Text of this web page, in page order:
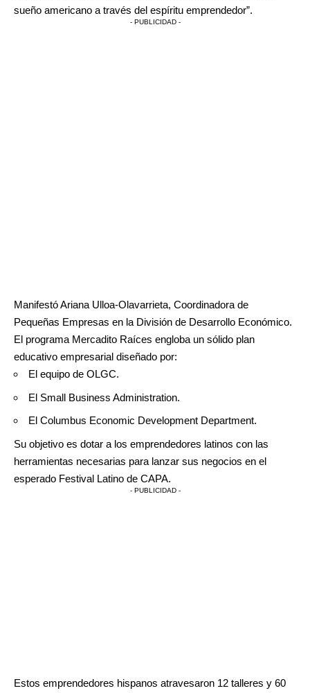
sueño americano a través del espíritu emprendedor”.
- PUBLICIDAD -
Manifestó Ariana Ulloa-Olavarrieta, Coordinadora de
Pequeñas Empresas en la División de Desarrollo Económico.
El programa Mercadito Raíces engloba un sólido plan
educativo empresarial diseñado por:
El equipo de OLGC.
El Small Business Administration.
El Columbus Economic Development Department.
Su objetivo es dotar a los emprendedores latinos con las
herramientas necesarias para lanzar sus negocios en el
esperado Festival Latino de CAPA.
- PUBLICIDAD -
Estos emprendedores hispanos atravesaron 12 talleres y 60